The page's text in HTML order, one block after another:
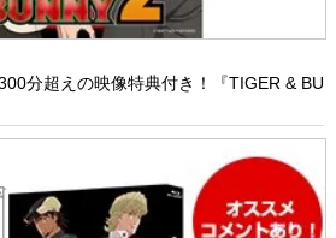
分超えの映像特典付き！『TIGER & BU